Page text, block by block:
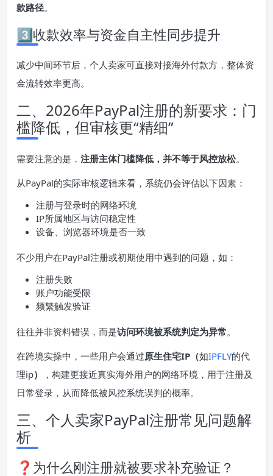
款路径。
3️⃣收款效率与资金自主性同步提升
减少中间环节后，个人卖家可直接对接海外付款方，整体资
金流转效率更高。
二、2026年PayPal注册的新要求：门
槛降低，但审核更“精细”
需要注意的是， 注册主体门槛降低，并不等于风控放松。
从PayPal的实际审核逻辑来看，系统仍会评估以下因素：
注册与登录时的网络环境
IP所属地区与访问稳定性
设备、浏览器环境是否一致
不少用户在PayPal注册或初期使用中遇到的问题，如：
注册失败
账户功能受限
频繁触发验证
往往并非资料错误，而是访问环境被系统判定为异常。
在跨境实操中，一些用户会通过原生住宅IP（如IPFLY的代
理ip）
，构建更接近真实海外用户的网络环境，用于注册及
日常登录，从而降低被风控系统误判的概率。
三、个人卖家PayPal注册常见问题解
析
❓为什么刚注册就被要求补充验证？